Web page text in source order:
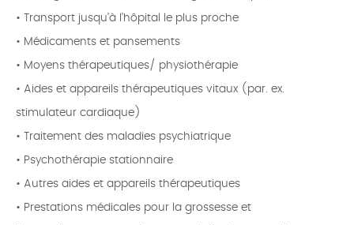
• Transport jusqu’à l’hôpital le plus proche
• Médicaments et pansements
• Moyens thérapeutiques/ physiothérapie
• Aides et appareils thérapeutiques vitaux (par. ex.
stimulateur cardiaque)
• Traitement des maladies psychiatrique
• Psychothérapie stationnaire
• Autres aides et appareils thérapeutiques
• Prestations médicales pour la grossesse et